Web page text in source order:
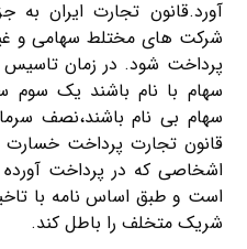
آورد.قانون تجارت ایران
شرکت های مختلط سهامی و
پرداخت شود. در زمان
سهام با نام باشند یک سوم
سهام بی نام باشند،نصف
اشخاصی که در پرداخت آورده
است و طبق اساس نامه با
شریک متخلف را باطل کند.